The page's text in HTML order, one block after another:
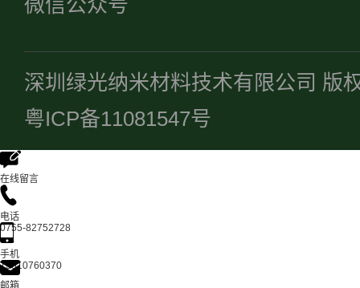
深圳绿光纳米材料技术有限公司 版
粤ICP备11081547号
在线留言
电话
0755-82752728
手机
13510760370
邮箱